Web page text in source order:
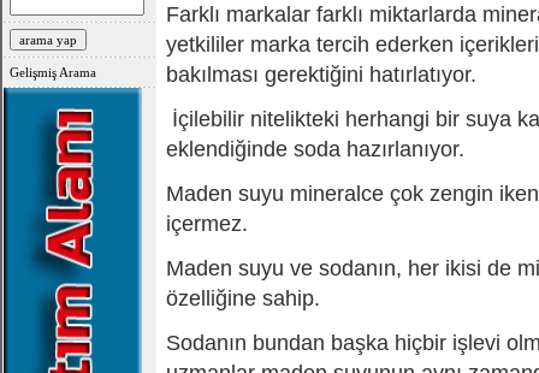
Gelişmiş Arama
Farklı markalar farklı miktarlarda
yetkililer marka tercih ederken
bakılması gerektiğini hatırlatıyor.
İçilebilir nitelikteki herhangi bir suya
eklendiğinde soda hazırlanıyor.
Maden suyu mineralce çok zengin
içermez.
Maden suyu ve sodanın, her ikisi de
özelliğine sahip.
Sodanın bundan başka hiçbir işlevi